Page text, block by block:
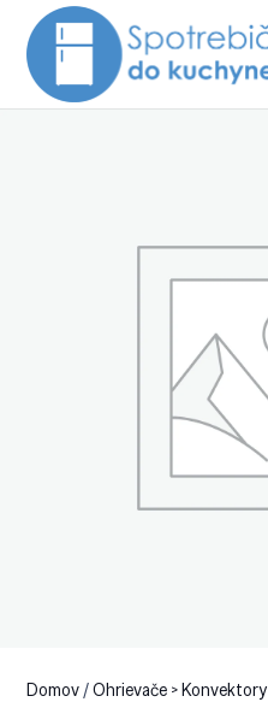
Domov/Ohrievače > Konvektory